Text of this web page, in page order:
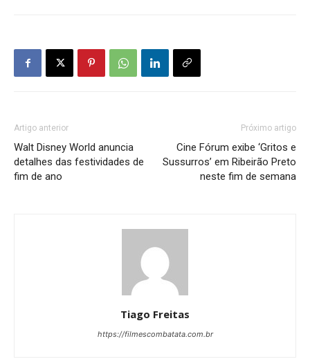
Artigo anterior
Walt Disney World anuncia
detalhes das festividades de
fim de ano
Próximo artigo
Cine Fórum exibe ‘Gritos e
Sussurros’ em Ribeirão Preto
neste fim de semana
Tiago Freitas
https://filmescombatata.com.br